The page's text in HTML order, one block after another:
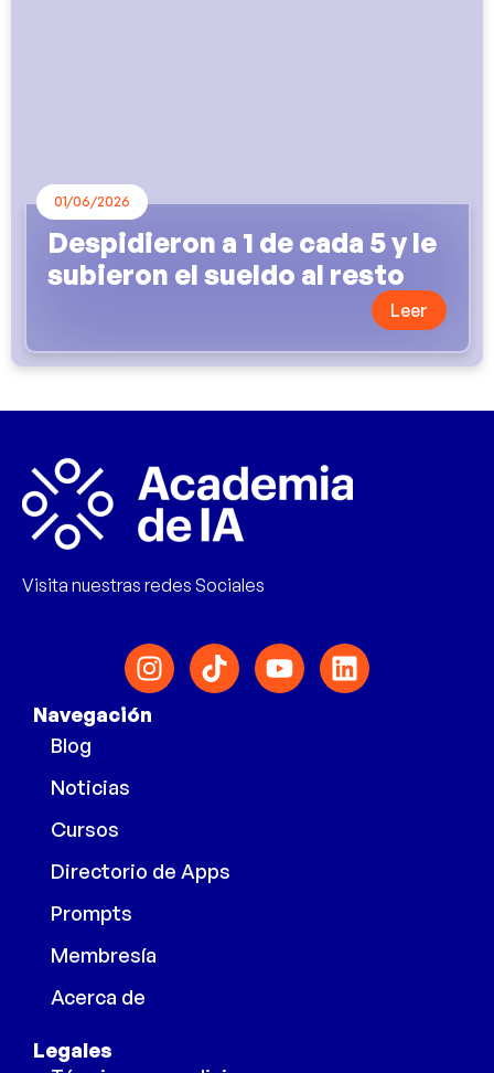
01/06/2026
Despidieron a 1 de cada 5 y le
subieron el sueldo al resto
Leer
Visita nuestras redes Sociales
Navegación
Blog
Noticias
Cursos
Directorio de Apps
Prompts
Membresía
Acerca de
Legales